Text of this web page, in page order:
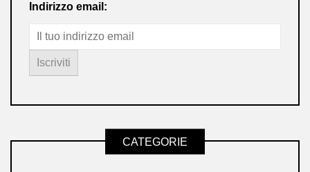
Indirizzo email:
CATEGORIE